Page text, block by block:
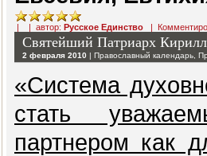
| | автор: Русское Единство |
Святейший Патриарх
2 февраля 2010 | Православный календарь
«Система
стать
партнером как